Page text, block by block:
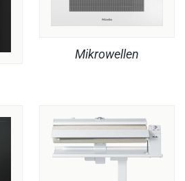
Mikrowellen